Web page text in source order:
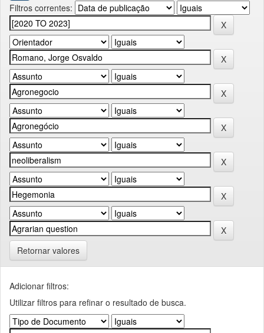
Filtros correntes:
Retornar valores
Adicionar filtros:
Utilizar filtros para refinar o resultado de busca.